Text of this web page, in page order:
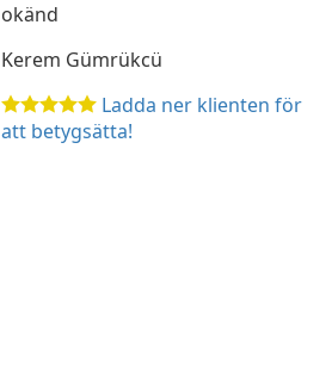
okänd
Kerem Gümrükcü
Ladda ner klienten för
att betygsätta!